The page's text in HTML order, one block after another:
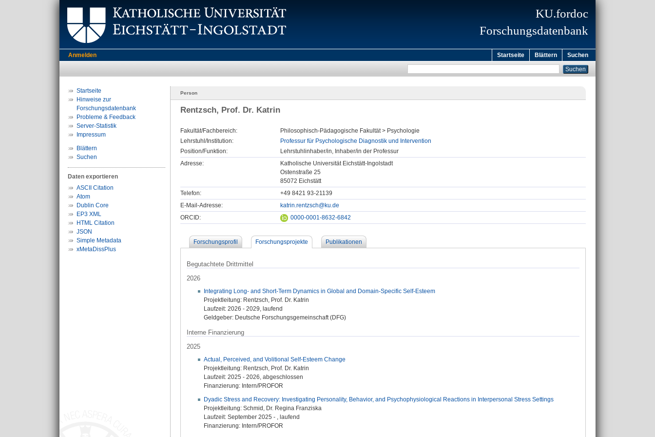
KU.fordoc
Forschungsdatenbank
Anmelden Startseite Blättern Suchen
Startseite
Hinweise zur
Forschungsdatenbank
Probleme & Feedback
Server-Statistik
Impressum
Blättern
Suchen
Daten exportieren
ASCII Citation
Atom
Dublin Core
EP3 XML
HTML Citation
JSON
Simple Metadata
xMetaDissPlus
Person
Rentzsch, Prof. Dr. Katrin
Fakultät/Fachbereich:
Philosophisch-Pädagogische Fakultät > Psychologie
Lehrstuhl/Institution:
Professur für Psychologische Diagnostik und Intervention
Position/Funktion:
Lehrstuhlinhaber/in, Inhaber/in der Professur
Adresse:
Katholische Universität Eichstätt-Ingolstadt
Ostenstraße 25
85072 Eichstätt
Telefon:
+49 8421 93-21139
E-Mail-Adresse:
katrin.rentzsch@ku.de
ORCID:
0000-0001-8632-6842
Forschungsprofil Forschungsprojekte Publikationen
Begutachtete Drittmittel
2026
Integrating Long- and Short-Term Dynamics in Global and Domain-Specific Self-Esteem
Projektleitung: Rentzsch, Prof. Dr. Katrin
Laufzeit: 2026 - 2029, laufend
Geldgeber: Deutsche Forschungsgemeinschaft (DFG)
Interne Finanzierung
2025
Actual, Perceived, and Volitional Self-Esteem Change
Projektleitung: Rentzsch, Prof. Dr. Katrin
Laufzeit: 2025 - 2026, abgeschlossen
Finanzierung: Intern/PROFOR
Dyadic Stress and Recovery: Investigating Personality, Behavior, and Psychophysiological Reactions in Interpersonal Stress Settings
Projektleitung: Schmid, Dr. Regina Franziska
Laufzeit: September 2025 - , laufend
Finanzierung: Intern/PROFOR